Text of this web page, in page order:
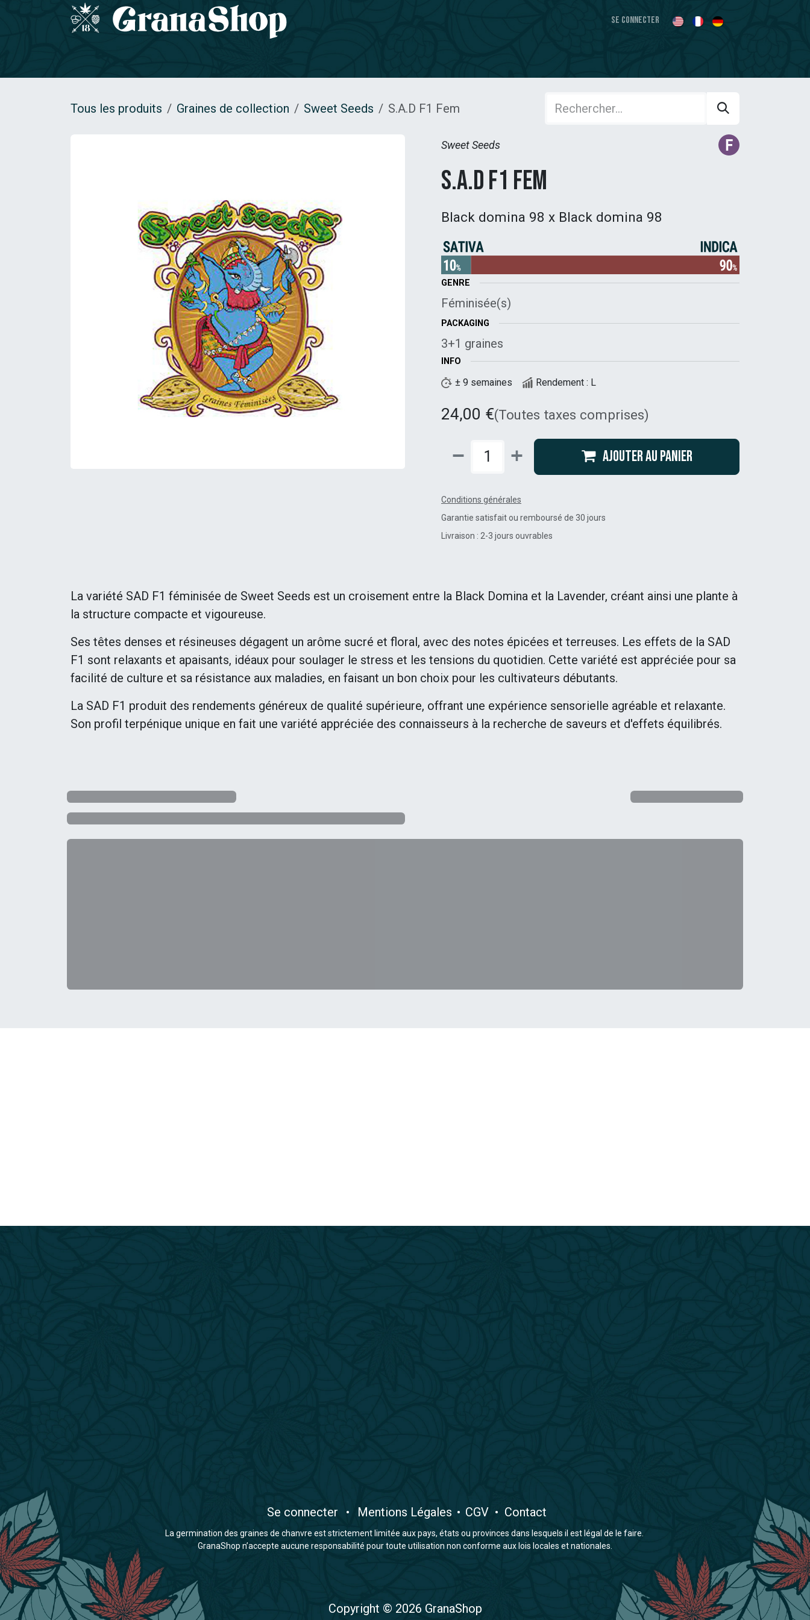
Se rendre au contenu
Se connecter
Tous les produits Graines de collection Sweet Seeds S.A.D F1 Fem
Sweet Seeds
S.A.D F1 Fem
Black domina 98 x Black domina 98
GENRE
Féminisée(s)
PACKAGING
3+1 graines
INFO
± 9 semaines Rendement : L
24,00 €(Toutes taxes comprises)
Ajouter au panier
Conditions générales
Garantie satisfait ou remboursé de 30 jours
Livraison : 2-3 jours ouvrables
La variété SAD F1 féminisée de Sweet Seeds est un croisement entre la Black Domina et la Lavender, créant ainsi une plante à
la structure compacte et vigoureuse.
Ses têtes denses et résineuses dégagent un arôme sucré et floral, avec des notes épicées et terreuses. Les effets de la SAD
F1 sont relaxants et apaisants, idéaux pour soulager le stress et les tensions du quotidien. Cette variété est appréciée pour sa
facilité de culture et sa résistance aux maladies, en faisant un bon choix pour les cultivateurs débutants.
La SAD F1 produit des rendements généreux de qualité supérieure, offrant une expérience sensorielle agréable et relaxante.
Son profil terpénique unique en fait une variété appréciée des connaisseurs à la recherche de saveurs et d'effets équilibrés.
​Se connecter • ​Mentions Légales • CGV• Contact
La germination des graines de chanvre est strictement limitée aux pays, états ou provinces dans lesquels il est légal de le faire.
GranaShop n’accepte aucune responsabilité pour toute utilisation non conforme aux lois locales et nationales.
Copyright © 2026 GranaShop​